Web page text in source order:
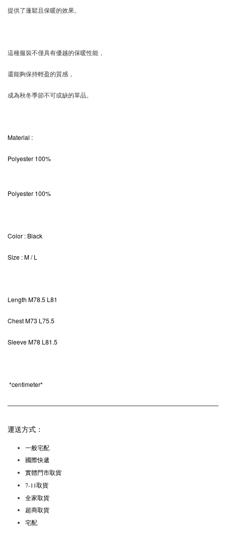
提供了蓬鬆且保暖的效果。
這種服裝不僅具有優越的保暖性能，
還能夠保持輕盈的質感，
成為秋冬季節不可或缺的單品。
Material :
Polyester 100%
Polyester 100%
Color : Black
Size : M / L
Length M78.5 L81
Chest M73 L75.5
Sleeve M78 L81.5
*centimeter*
運送方式：
一般宅配
國際快遞
實體門市取貨
7-11取貨
全家取貨
超商取貨
宅配